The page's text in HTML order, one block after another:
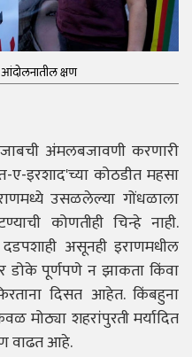
क्षण
अंमलबजावणी करणारी
ए-इरशाद'च्या कोठडीत महसा
उसळलेल्या गोंधळाला
कोणतीही चिन्हे नाही.
असूनही इराणमधील
डोके पूर्णपणे न झाकता किंवा
दिसत आहेत. किंबहुना
मोठ्या शहरांपुरती मर्यादित
वाढत आहे.